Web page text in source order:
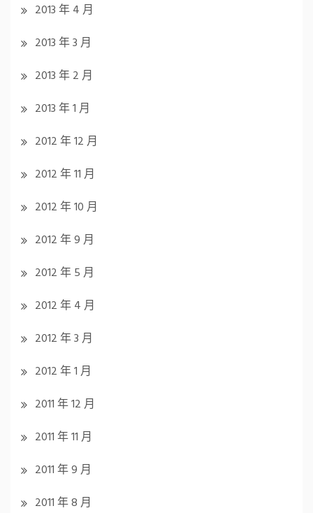
2013 年 4 月
2013 年 3 月
2013 年 2 月
2013 年 1 月
2012 年 12 月
2012 年 11 月
2012 年 10 月
2012 年 9 月
2012 年 5 月
2012 年 4 月
2012 年 3 月
2012 年 1 月
2011 年 12 月
2011 年 11 月
2011 年 9 月
2011 年 8 月